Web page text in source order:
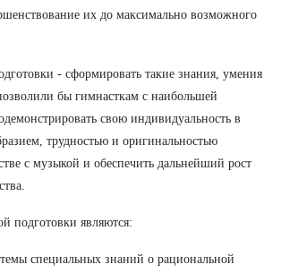
их до максимально возможного
- сформировать такие знания, умения
бы гимнасткам с наибольшей
свою индивидуальность в
трудностью и оригинальностью
с музыкой и обеспечить дальнейший рост
подготовки являются:
специальных знаний о рациональной